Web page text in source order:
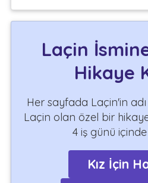
Laçin
Hikaye
Her sayfada Laçin'in
Laçin olan özel bir
4 iş günü
Kız İçin